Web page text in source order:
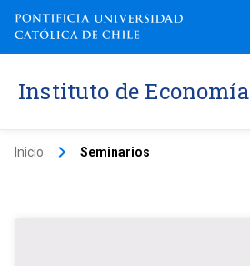
Instituto de Economía
Inicio keyboard_arrow_right Seminarios